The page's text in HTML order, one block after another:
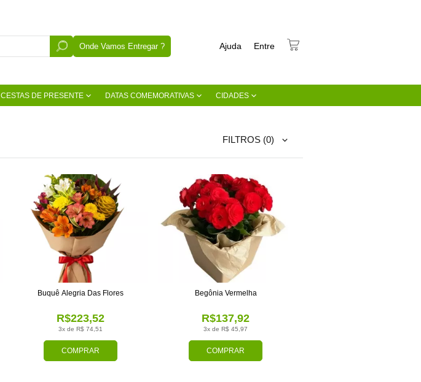
Onde Vamos Entregar ? Entre
Ajuda
CESTAS DE PRESENTE DATAS COMEMORATIVAS CIDADES
FILTROS (0)
COMPRAR
3x de R$ 74,51
R$223,52
Buquê Alegria Das Flores
COMPRAR
3x de R$ 45,97
R$137,92
Begônia Vermelha